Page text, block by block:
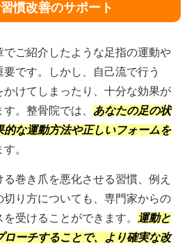
慣改善のサポート
ご紹介したような足指の運動や
です。しかし、自己流で行う
かけてしまったり、十分な効果が
。整骨院では、 あなたの足の状
な運動方法や正しいフォームを
。
巻き爪を悪化させる習慣、例え
り方についても、専門家からの
受けることができます。
運動と
ーチすることで、より確実な改